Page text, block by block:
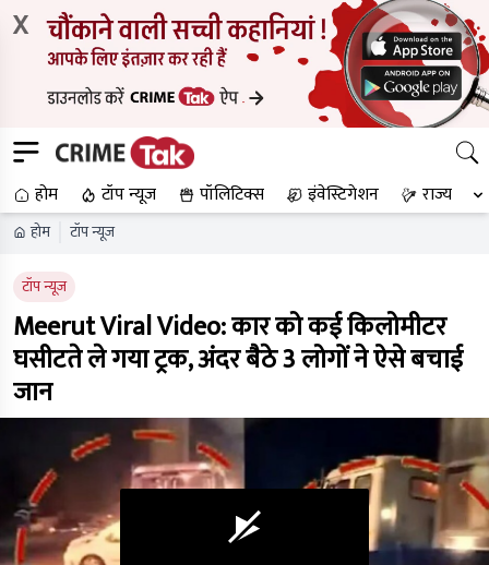
X
होम टॉप न्यूज पॉलिटिक्स इंवेस्टिगेशन राज्य
होम टॉप न्यूज
टॉप न्यूज
Meerut Viral Video: कार को कई किलोमीटर
घसीटते ले गया ट्रक, अंदर बैठे 3 लोगों ने ऐसे बचाई
जान